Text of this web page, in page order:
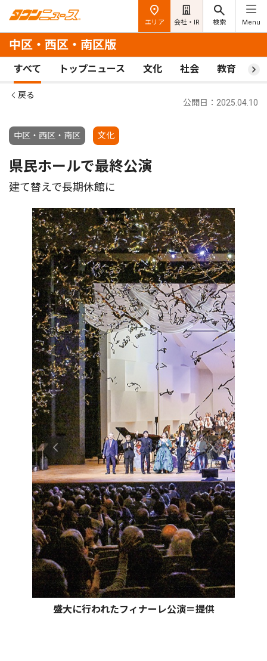
エリア 会社・IR 検索 Menu
中区・西区・南区版
すべて トップニュース 文化 社会 教育 ス
戻る
中区・西区・南区 文化
公開日：2025.04.10
県民ホールで最終公演
建て替えで長期休館に
盛大に行われたフィナーレ公演＝提供